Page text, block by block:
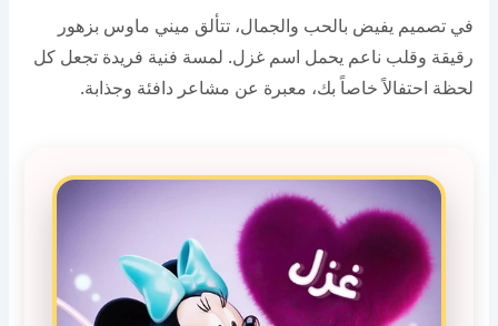
في تصميم يفيض بالحب والجمال، تتألق ميني ماوس بزهور
رقيقة وقلب ناعم يحمل اسم غزل. لمسة فنية فريدة تجعل كل
لحظة احتفالاً خاصاً بك، معبرة عن مشاعر دافئة وجذابة.